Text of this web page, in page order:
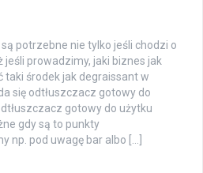
potrzebne nie tylko jeśli chodzi o
jeśli prowadzimy, jaki biznes jak
taki środek jak degraissant w
się odtłuszczacz gotowy do
gotowy do użytku
gdy są to punkty
np. pod uwagę bar albo […]